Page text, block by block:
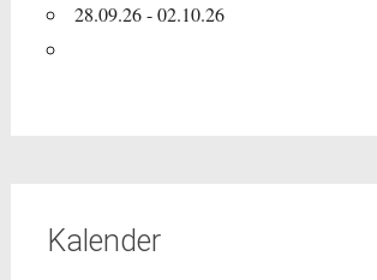
28.09.26 - 02.10.26
Kalender